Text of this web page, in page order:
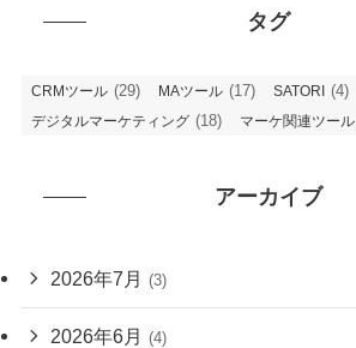
タグ
CRMツール (29) MAツール (17) SATORI (4)
デジタルマーケティング (18) マーケ関連ツール
アーカイブ
2026年7月 (3)
2026年6月 (4)